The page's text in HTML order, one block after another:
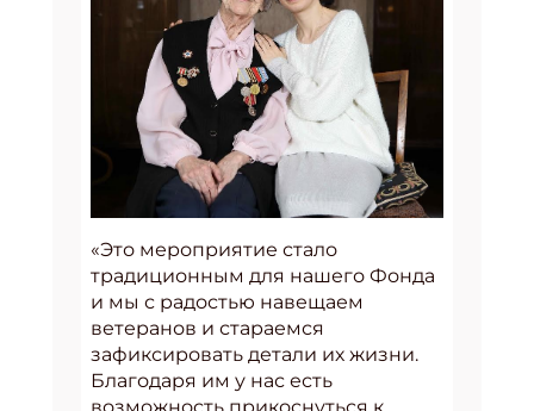
«Это мероприятие стало
традиционным для нашего Фонда
и мы с радостью навещаем
ветеранов и стараемся
зафиксировать детали их жизни.
Благодаря им у нас есть